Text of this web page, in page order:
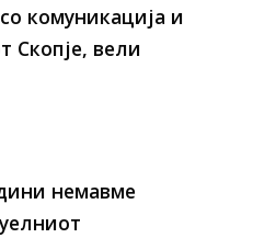
комуникација и
Скопје, вели
немавме